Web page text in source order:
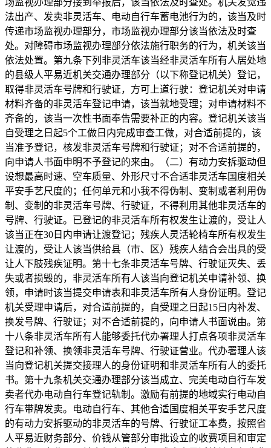
法出产、发卖非灵活车、电动自行车蓄电池行为的，该当及时
传递市场监视办理部分，市场监视办理部分该当依法及时查
处。对障碍市场监视办理部分依法施行职务的行为，机关该当
依法处置。第九条下列非灵活车该当经非灵活车所有人居处地
的县级人平易近机关交通办理部分（以下称登记机关）登记，
取得非灵活车号牌和行驶证，方可上道行驶：登记机关对申请
材料齐备的非灵活车登记申请，该当就地受理；对申请材料不
齐备的，该当一次性书面奉告需要补正的内容。登记机关该当
自受理之日起5个工做日内完成审查工做，对合适前提的，该
当准予登记，核发非灵活车号牌和行驶证；对不合适前提的，
向申请人书面申明不予登记的来由。（二）有动力安拆驱动但
设想最高时速、空车质量、外形尺寸不合适非灵活车国度相关
平安手艺尺度的；任何单元和小我不得伪制、变制或者利用伪
制、变制的非灵活车号牌、行驶证，不得利用其他非灵活车的
号牌、行驶证。已登记的非灵活车所有权发生让渡的，受让人
该当正在30日内申请让渡登记；残疾人灵活轮椅车所有权发生
让渡的，受让人该当供给县（市、区）残疾人结合会出具的受
让人下肢残疾证明。第十七条非灵活车号牌、行驶证灭失、丢
失或者损毁的，非灵活车所有人该当向登记机关申请补领、换
领，申请时该当提交申请表和非灵活车所有人身份证明。登记
机关受理申请后，对合适前提的，自受理之日起15日内补发、
换发号牌、行驶证；对不合适前提的，向申请人书面说由。第
十八条非灵活车所有人能够委托代办署理人打点各项非灵活车
登记和补领、换领非灵活车号牌、行驶证营业。代办署理人该
当向登记机关提交接理人的身份证明和非灵活车所有人的委托
书。第十九条机关交通办理部分该当成立、完美电动自行车发
卖者代办电动自行车登记轨制。激励有前提的地域实行电动自
行车带牌发卖。电动自行车、其他合适国度相关平安手艺尺度
的有动力安拆驱动的非灵活车的号牌、行驶证工本费，按照省
人平易近财务部分、价钱从管部分审批设立的收费项目和审定